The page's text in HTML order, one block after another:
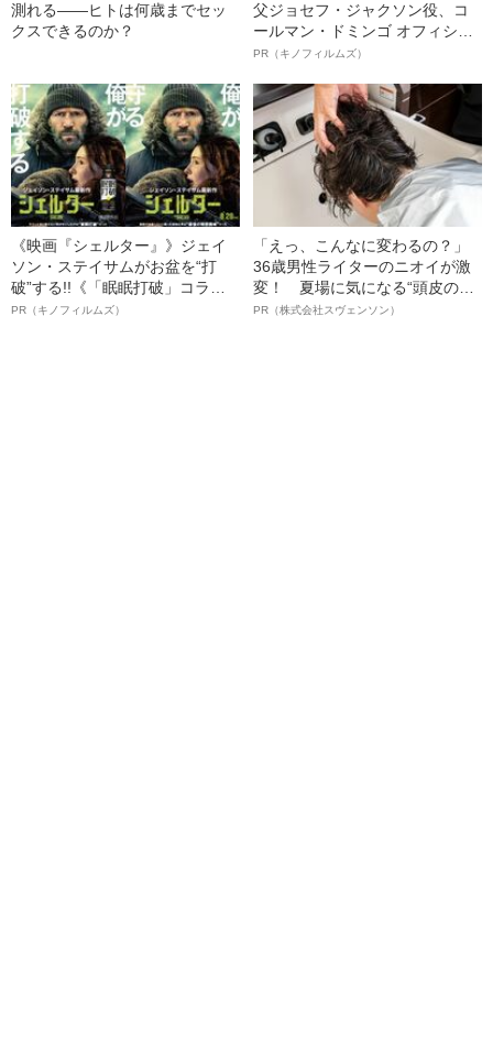
測れる――ヒトは何歳までセッ
クスできるのか？
父ジョセフ・ジャクソン役、コ
ールマン・ドミンゴ オフィシャ
ルインタビュー“観客を魅了した
語る”《日本興収70億円突破》
PR（キノフィルムズ）
《映画『シェルター』》ジェイ
ソン・ステイサムがお盆を“打
破”する!!《「眠眠打破」コラ
ボ》
PR（キノフィルムズ）
「えっ、こんなに変わるの？」
36歳男性ライターのニオイが激
変！ 夏場に気になる“頭皮のニ
オイ”や“ベタつき”を解消す
PR（株式会社スヴェンソン）